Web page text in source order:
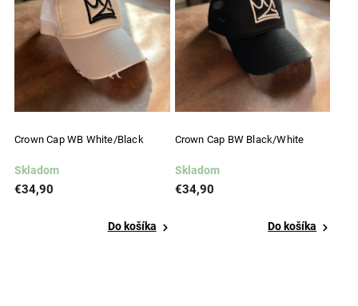
Crown Cap WB White/Black
Skladom
€34,90
Do košíka
Crown Cap BW Black/White
Skladom
€34,90
Do košíka